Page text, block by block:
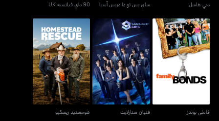
دبي هاسل ساي يس تو ذا دريس آسيا 90 داي فيانسيه UK
فاملي بوندز
فاملي بوندز
فتيان ستارلايت
فتيان ستارلايت
هومستيد ريسكيو
هومستيد ريسكيو